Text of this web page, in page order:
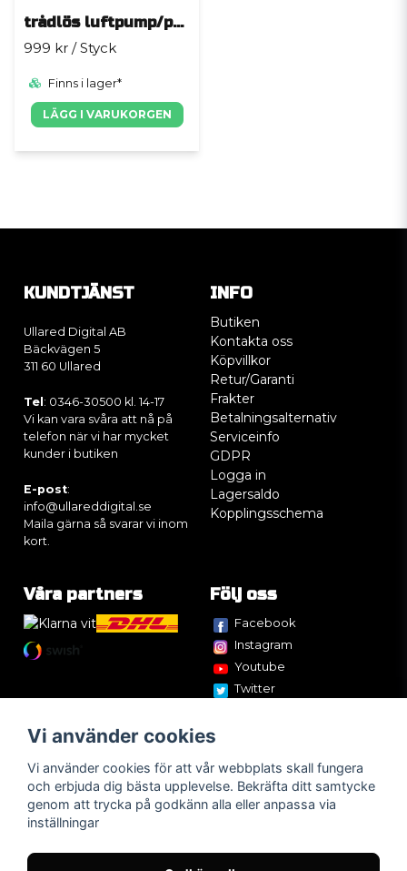
trådlös luftpump/powerbank
999 kr / Styck
Finns i lager*
LÄGG I VARUKORGEN
KUNDTJÄNST
Ullared Digital AB
Bäckvägen 5
311 60 Ullared
Tel: 0346-30500 kl. 14-17
Vi kan vara svåra att nå på
telefon när vi har mycket
kunder i butiken
E-post:
info@ullareddigital.se
Maila gärna så svarar vi inom
kort.
INFO
Butiken
Kontakta oss
Köpvillkor
Retur/Garanti
Frakter
Betalningsalternativ
Serviceinfo
GDPR
Logga in
Lagersaldo
Kopplingsschema
Våra partners Följ oss
Facebook
Instagram
Youtube
Twitter
Vi använder cookies
Vi använder cookies för att vår webbplats skall fungera
och erbjuda dig bästa upplevelse. Bekräfta ditt samtycke
genom att trycka på godkänn alla eller anpassa via
inställningar